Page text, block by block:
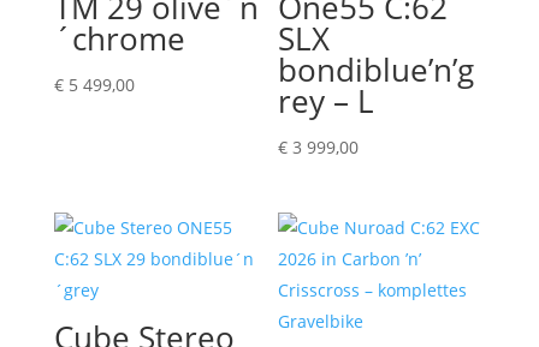
´chrome
€5 499,00
SLX
bondiblue’n’g
rey – L
€ 3 999,00
Cube Stereo